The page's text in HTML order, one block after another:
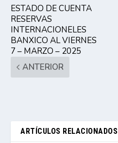
ESTADO DE CUENTA
RESERVAS
INTERNACIONELES
BANXICO AL VIERNES
7 – MARZO – 2025
ANTERIOR
ARTÍCULOS RELACIONADOS